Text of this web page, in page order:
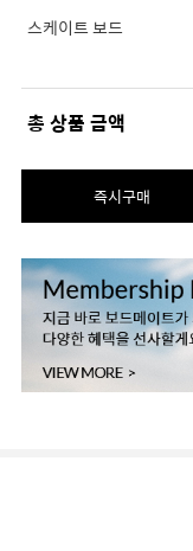
스케이트 보드
총 상품 금액
즉시구매